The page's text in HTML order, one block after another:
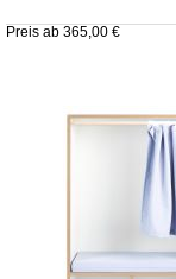
Preis ab 365,00 €